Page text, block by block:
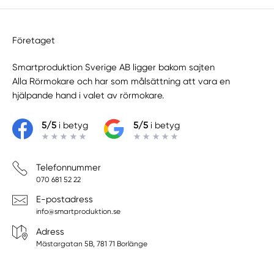
Företaget
Smartproduktion Sverige AB ligger bakom sajten
Alla Rörmokare och har som målsättning att vara en
hjälpande hand i valet av rörmokare.
5/5i betyg 5/5i betyg
Telefonnummer
070 681 52 22
E-postadress
info@smartproduktion.se
Adress
Mästargatan 5B, 781 71 Borlänge